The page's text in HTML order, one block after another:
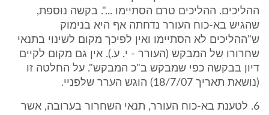
ההליכים. ההליכים טרם הסתיימו ...". בקשה נוספת,
שהגיש בא-כוח העורר נדחתה אף היא בנימוק
ש"ההליכים לא הסתיימו ואין לפיכך מקום לשינוי בתנאי
שחרורו של המבקש (העורר - י. ע.). אין גם מקום לקיים
דיון בבקשה כפי שמבקש ב"כ המבקש". על החלטה זו
(נושאת תאריך 18/7/07) הוגש הערר שלפניי.
6. לטענת בא-כוח העורר, תנאי השחרור בערובה, אשר